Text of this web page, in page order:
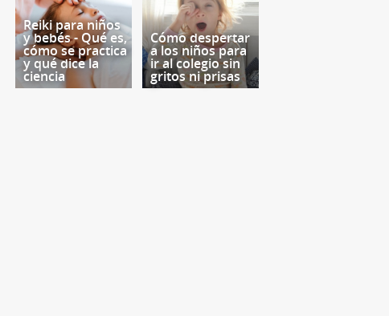
Reiki para niños
y bebés - Qué es,
cómo se practica
y qué dice la
ciencia
Cómo despertar
a los niños para
ir al colegio sin
gritos ni prisas